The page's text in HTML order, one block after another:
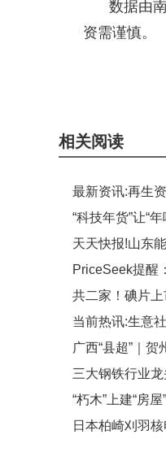
数据由
资需谨慎。
相关阅读
最新资讯:再生
润排行榜（三
“科技年货”让“
天天快报!山东
网主体调度管
PriceSeek提醒
双增_每日看点
共二家！碘片
（2026/2/2）-
当前热讯:生意
烯企业竞拍及
广西“县超”｜
日快播
三大钢铁行业龙
“朽木”上建“房
骨质疏松的老
日本柏崎刈羽